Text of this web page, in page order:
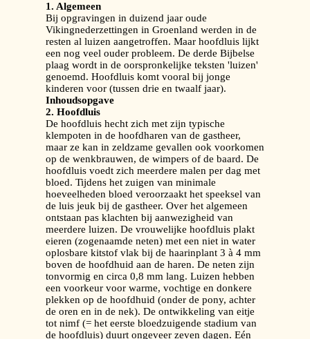
1. Algemeen
Bij opgravingen in duizend jaar oude
Vikingnederzettingen in Groenland werden in de
resten al luizen aangetroffen. Maar hoofdluis lijkt
een nog veel ouder probleem. De derde Bijbelse
plaag wordt in de oorspronkelijke teksten 'luizen'
genoemd. Hoofdluis komt vooral bij jonge
kinderen voor (tussen drie en twaalf jaar).
Inhoudsopgave
2. Hoofdluis
De hoofdluis hecht zich met zijn typische
klempoten in de hoofdharen van de gastheer,
maar ze kan in zeldzame gevallen ook voorkomen
op de wenkbrauwen, de wimpers of de baard. De
hoofdluis voedt zich meerdere malen per dag met
bloed. Tijdens het zuigen van minimale
hoeveelheden bloed veroorzaakt het speeksel van
de luis jeuk bij de gastheer. Over het algemeen
ontstaan pas klachten bij aanwezigheid van
meerdere luizen. De vrouwelijke hoofdluis plakt
eieren (zogenaamde neten) met een niet in water
oplosbare kitstof vlak bij de haarinplant 3 à 4 mm
boven de hoofdhuid aan de haren. De neten zijn
tonvormig en circa 0,8 mm lang. Luizen hebben
een voorkeur voor warme, vochtige en donkere
plekken op de hoofdhuid (onder de pony, achter
de oren en in de nek). De ontwikkeling van eitje
tot nimf (= het eerste bloedzuigende stadium van
de hoofdluis) duurt ongeveer zeven dagen. Eén